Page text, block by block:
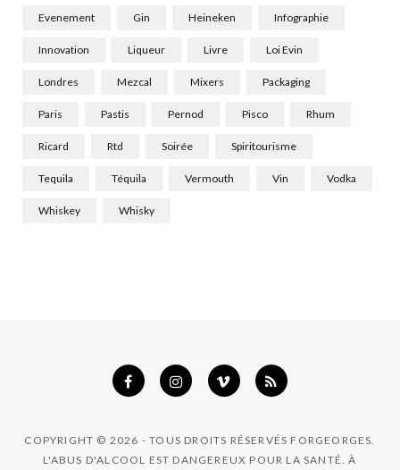
Evenement Gin Heineken Infographie
Innovation Liqueur Livre Loi Evin
Londres Mezcal Mixers Packaging
Paris Pastis Pernod Pisco Rhum
Ricard Rtd Soirée Spiritourisme
Tequila Téquila Vermouth Vin Vodka
Whiskey Whisky
COPYRIGHT © 2026 - TOUS DROITS RÉSERVÉS FORGEORGES.
L'ABUS D'ALCOOL EST DANGEREUX POUR LA SANTÉ. À